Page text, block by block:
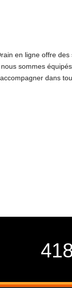
en ligne offre
sommes
dans